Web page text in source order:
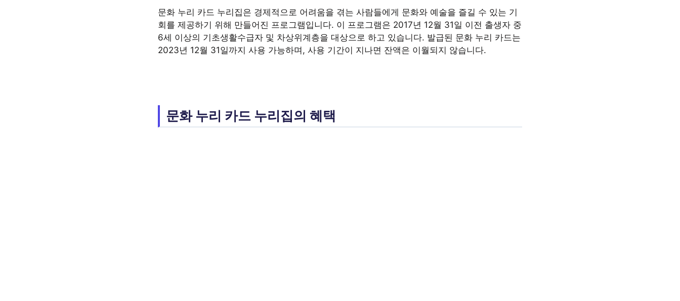
문화 누리 카드 누리집은 경제적으로 어려움을 겪는 사람들에게 문화와 예술을 즐길 수 있는 기
회를 제공하기 위해 만들어진 프로그램입니다. 이 프로그램은 2017년 12월 31일 이전 출생자 중
6세 이상의 기초생활수급자 및 차상위계층을 대상으로 하고 있습니다. 발급된 문화 누리 카드는
2023년 12월 31일까지 사용 가능하며, 사용 기간이 지나면 잔액은 이월되지 않습니다.
문화 누리 카드 누리집의 혜택